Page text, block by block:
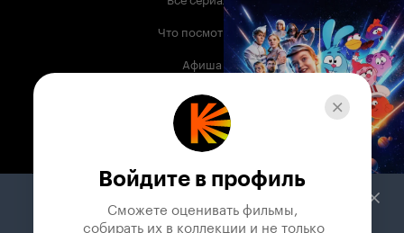
Что посмотреть
Афиша
Музыка
Телепрограмма
Служба поддержки
Войдите в профиль
Сможете оценивать фильмы,
собирать их в коллекции и не только